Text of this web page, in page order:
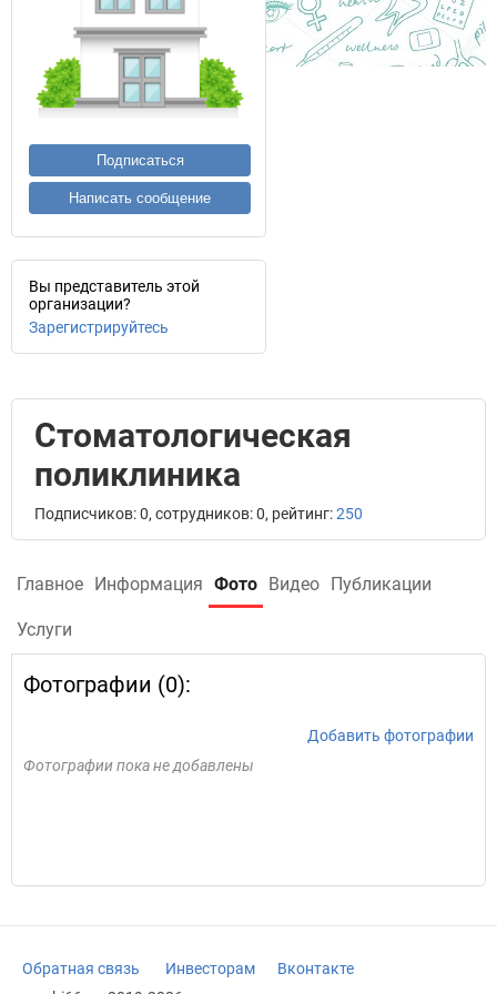
Подписаться
Написать сообщение
Вы представитель этой
организации?
Зарегистрируйтесь
Стоматологическая
поликлиника
Подписчиков: 0, сотрудников: 0, рейтинг:250
Главное Информация Фото Видео Публикации
Услуги
Фотографии (0):
Добавить фотографии
Фотографии пока не добавлены
Обратная связь Инвесторам
Вконтакте